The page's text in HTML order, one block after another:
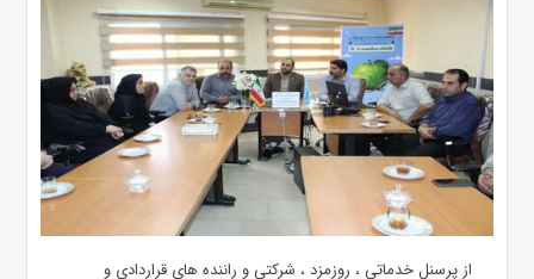
از پرسنل خدماتی ، روزمزد ، شرکتی و راننده های قراردادی و